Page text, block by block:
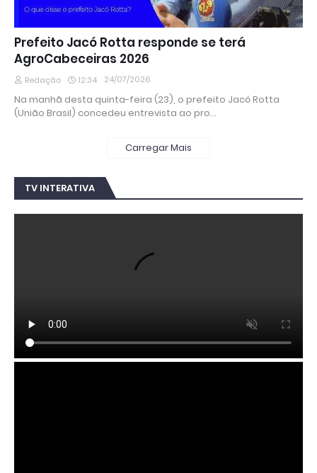
Prefeito Jacó Rotta responde se terá
AgroCabeceiras 2026
Redação 12:34 24/07/2026
Na manhã desta quinta-feira (23), o prefeito Jacó Rotta
(União Brasil) concedeu entrevista ao pro…
Carregar Mais
TV INTERATIVA